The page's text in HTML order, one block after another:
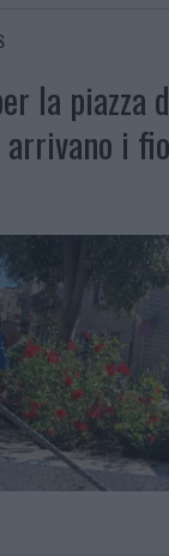
la piazza
arrivano i